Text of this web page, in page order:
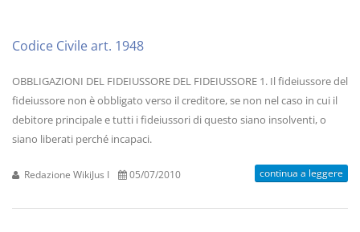
Codice Civile art. 1948
OBBLIGAZIONI DEL FIDEIUSSORE DEL FIDEIUSSORE 1. Il fideiussore del
fideiussore non è obbligato verso il creditore, se non nel caso in cui il
debitore principale e tutti i fideiussori di questo siano insolventi, o
siano liberati perché incapaci.
Redazione WikiJus I 05/07/2010 continua a leggere